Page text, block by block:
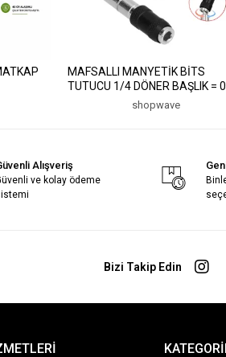
MAFSALLI MANYETİK BİTS
TUTUCU 1/4 DÖNER BAŞLIK =
shopwave
Alışveriş
ve kolay ödeme
Bizi Takip Edin